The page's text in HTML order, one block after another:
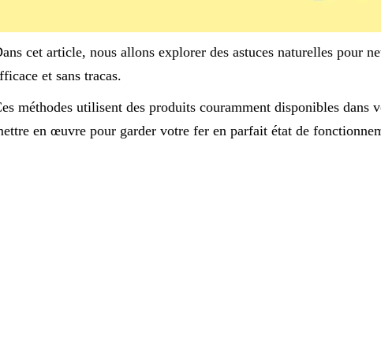
cet article, nous allons explorer des astuces naturelles pour
et sans tracas.
méthodes utilisent des produits couramment disponibles dans
en œuvre pour garder votre fer en parfait état de